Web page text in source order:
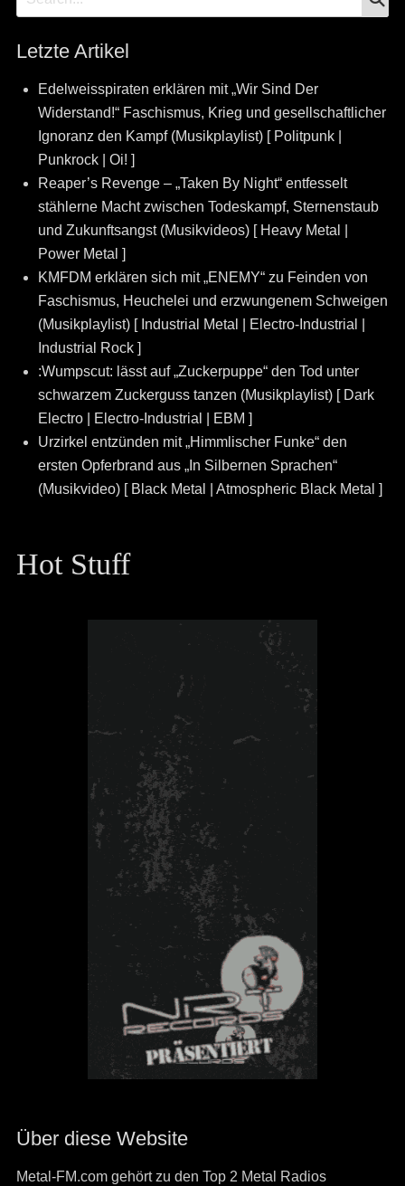
for:
Letzte Artikel
Edelweisspiraten erklären mit „Wir Sind Der
Widerstand!“ Faschismus, Krieg und gesellschaftlicher
Ignoranz den Kampf (Musikplaylist) [ Politpunk |
Punkrock | Oi! ]
Reaper’s Revenge – „Taken By Night“ entfesselt
stählerne Macht zwischen Todeskampf, Sternenstaub
und Zukunftsangst (Musikvideos) [ Heavy Metal |
Power Metal ]
KMFDM erklären sich mit „ENEMY“ zu Feinden von
Faschismus, Heuchelei und erzwungenem Schweigen
(Musikplaylist) [ Industrial Metal | Electro-Industrial |
Industrial Rock ]
:Wumpscut: lässt auf „Zuckerpuppe“ den Tod unter
schwarzem Zuckerguss tanzen (Musikplaylist) [ Dark
Electro | Electro-Industrial | EBM ]
Urzirkel entzünden mit „Himmlischer Funke“ den
ersten Opferbrand aus „In Silbernen Sprachen“
(Musikvideo) [ Black Metal | Atmospheric Black Metal ]
Hot Stuff
Über diese Website
Metal-FM.com gehört zu den Top 2 Metal Radios